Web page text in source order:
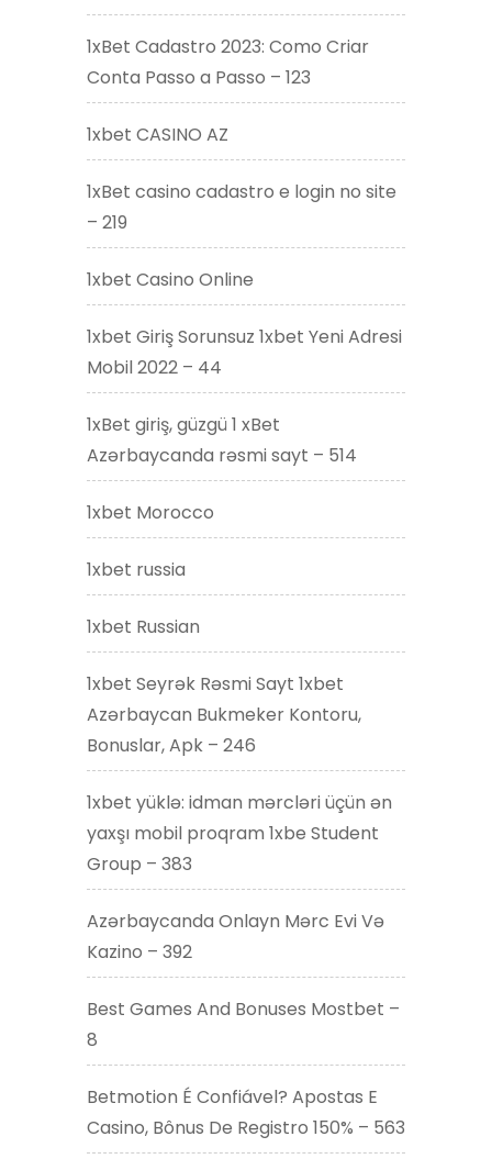
1xBet Cadastro 2023: Como Criar
Conta Passo a Passo – 123
1xbet CASINO AZ
1xBet casino cadastro e login no site
– 219
1xbet Casino Online
1xbet Giriş Sorunsuz 1xbet Yeni Adresi
Mobil 2022 – 44
1xBet giriş, güzgü 1 xBet
Azərbaycanda rəsmi sayt – 514
1xbet Morocco
1xbet russia
1xbet Russian
1xbet Seyrək Rəsmi Sayt 1xbet
Azərbaycan Bukmeker Kontoru,
Bonuslar, Apk – 246
1xbet yüklə: idman mərcləri üçün ən
yaxşı mobil proqram 1xbe Student
Group – 383
Azərbaycanda Onlayn Mərc Evi Və
Kazino – 392
Best Games And Bonuses Mostbet –
8
Betmotion É Confiável? Apostas E
Casino, Bônus De Registro 150% – 563